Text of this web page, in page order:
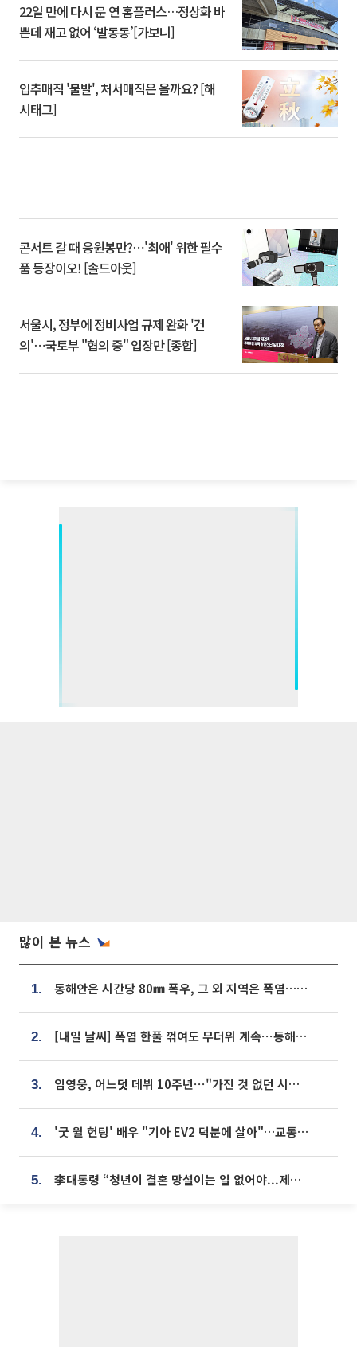
22일 만에 다시 문 연 홈플러스…정상화 바
쁜데 재고 없어 ‘발동동’[가보니]
입추매직 '불발', 처서매직은 올까요? [해
시태그]
콘서트 갈 때 응원봉만?⋯'최애' 위한 필수
품 등장이오! [솔드아웃]
서울시, 정부에 정비사업 규제 완화 '건
의'⋯국토부 "협의 중" 입장만 [종합]
많이 본 뉴스
1. 동해안은 시간당 80㎜ 폭우, 그 외 지역은 폭염…‘극과 극 날씨’
2. [내일 날씨] 폭염 한풀 꺾여도 무더위 계속⋯동해안 이틀 연속 비
3. 임영웅, 어느덧 데뷔 10주년⋯"가진 것 없던 시절, 내 앞엔 20명의 팬뿐"
4. '굿 윌 헌팅' 배우 "기아 EV2 덕분에 살아"…교통사고 후 안전성 극찬
5. 李대통령 “청년이 결혼 망설이는 일 없어야...제도상 불이익 조사”